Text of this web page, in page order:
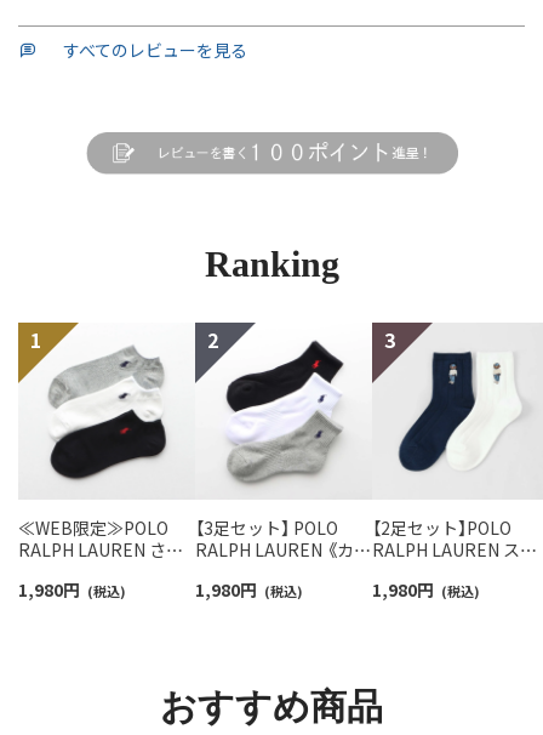
すべてのレビューを見る
Ranking
≪WEB限定≫POLO
RALPH LAUREN さら
スニーカー丈ソックス
1,980円 (税込)
【3足セット】 POLO
RALPH LAUREN 《カラ
ンポイントソックス シ
1,980円 (税込)
【2足セット】POLO
RALPH LAUREN スタ
ロベア オーガニック
1,980円 (税込)
おすすめ商品